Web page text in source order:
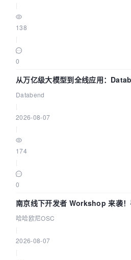
138
0
从万亿级大模型到全线应用：
企业构建全链路 Trace 数据管道
Databend
2026-08-07
174
0
南京线下开发者 Workshop 来袭
智能 Agent 应用
哈哈欧尼OSC
2026-08-07